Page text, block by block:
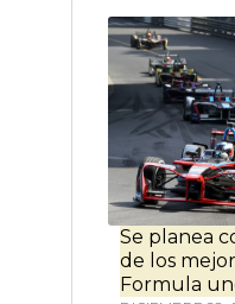
Se planea
de los
Formula